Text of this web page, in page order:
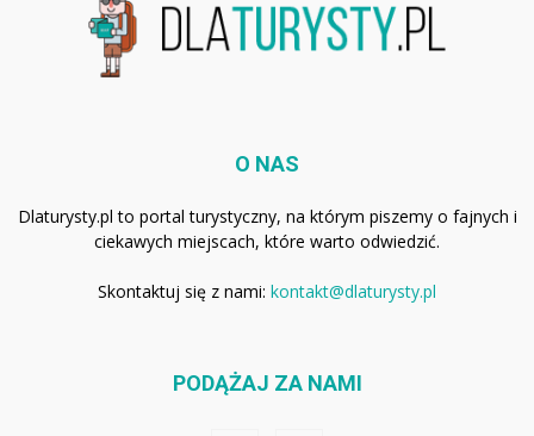
O NAS
Dlaturysty.pl to portal turystyczny, na którym piszemy o fajnych i
ciekawych miejscach, które warto odwiedzić.
Skontaktuj się z nami: kontakt@dlaturysty.pl
PODĄŻAJ ZA NAMI